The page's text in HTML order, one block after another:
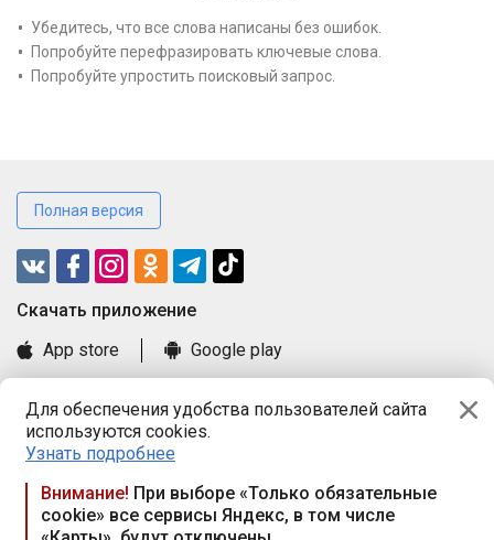
Для обеспечения удобства пользователей сайта
используются cookies.
Узнать подробнее
Внимание! При выборе «Только обязательные
cookie» все сервисы Яндекс, в том числе
Убедитесь, что все слова написаны без ошибок.
Попробуйте перефразировать ключевые слова.
Попробуйте упростить поисковый запрос.
Полная версия
Cкачать приложение
App store
Google play
Книга замечаний и предложений
Правила и документы
Praca.by © 2000—2026, ООО «ПРАЦА БАЙ»
Республика Беларусь, 220114, г. Минск, пр-т Независимости
117а, пом. № 9.